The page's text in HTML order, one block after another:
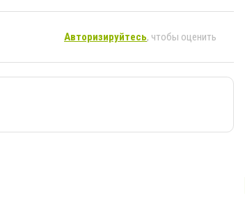
Авторизируйтесь, чтобы оценить